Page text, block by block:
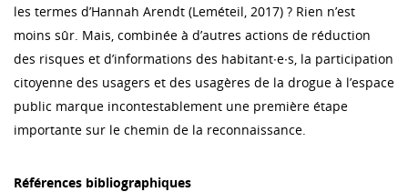
les termes d’Hannah Arendt (Leméteil, 2017) ? Rien n’est
moins sûr. Mais, combinée à d’autres actions de réduction
des risques et d’informations des habitant∙e∙s, la participation
citoyenne des usagers et des usagères de la drogue à l’espace
public marque incontestablement une première étape
importante sur le chemin de la reconnaissance.
Références bibliographiques